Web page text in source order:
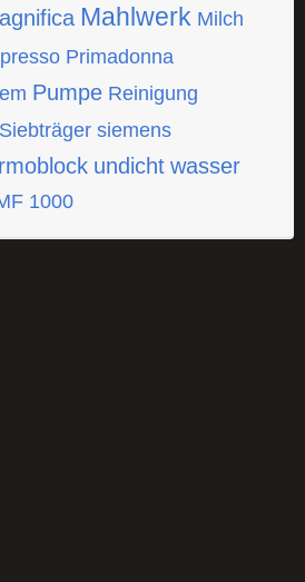
Mahlwerk Milch
Primadonna
Pumpe Reinigung
Siebträger siemens
undicht wasser
1000